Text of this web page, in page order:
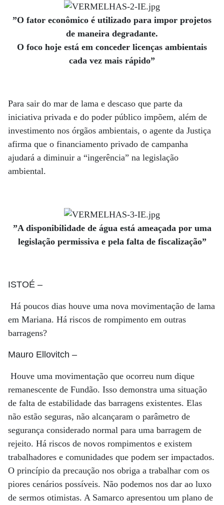
”O fator econômico é utilizado para impor projetos
de maneira degradante.
O foco hoje está em conceder licenças ambientais
cada vez mais rápido”
Para sair do mar de lama e descaso que parte da
iniciativa privada e do poder público impõem, além de
investimento nos órgãos ambientais, o agente da Justiça
afirma que o financiamento privado de campanha
ajudará a diminuir a “ingerência” na legislação
ambiental.
”A disponibilidade de água está ameaçada por uma
legislação permissiva e pela falta de fiscalização”
ISTOÉ –
Há poucos dias houve uma nova movimentação de lama
em Mariana. Há riscos de rompimento em outras
barragens?
Mauro Ellovitch –
Houve uma movimentação que ocorreu num dique
remanescente de Fundão. Isso demonstra uma situação
de falta de estabilidade das barragens existentes. Elas
não estão seguras, não alcançaram o parâmetro de
segurança considerado normal para uma barragem de
rejeito. Há riscos de novos rompimentos e existem
trabalhadores e comunidades que podem ser impactados.
O princípio da precaução nos obriga a trabalhar com os
piores cenários possíveis. Não podemos nos dar ao luxo
de sermos otimistas. A Samarco apresentou um plano de